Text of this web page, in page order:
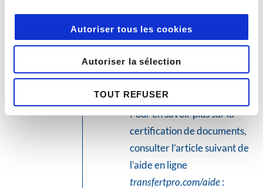
Autoriser tous les cookies
Autoriser la sélection
TOUT REFUSER
certificats serveurs (certification
numérique) et les horodatages :
Pour en savoir plus sur la
certification de documents,
consulter l’article suivant de
l’aide en ligne
transfertpro.com/aide: